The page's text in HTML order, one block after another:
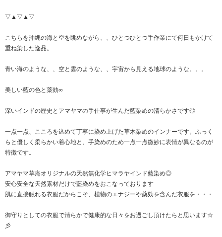
▽▲▽▲▽
こちらを沖縄の海と空を眺めながら、、ひとつひとつ手作業にて何日もかけて
重ね染した逸品。
青い海のような、、空と雲のような、、宇宙から見える地球のような。。。
美しい藍の色と薬効∞
深いインドの歴史とアマヤマの手仕事が生んだ藍染めの清らかさです◎
一点一点、こころを込めて丁寧に染め上げた草木染めのインナーです。ふっく
らと優しく柔らかい着心地と、手染めのため一点一点微妙に表情が異なるのが
特徴です。
アマヤマ草庵オリジナルの天然無化学ヒマラヤインド藍染め◎
安心安全な天然素材だけで藍染めをおこなっております
肌に直接触れる衣服だからこそ、植物のエナジーや薬効を含んだ衣服を・・・
御守りとしての衣服で清らかで健康的な日々をお過ごし頂けたらと思います☆
彡